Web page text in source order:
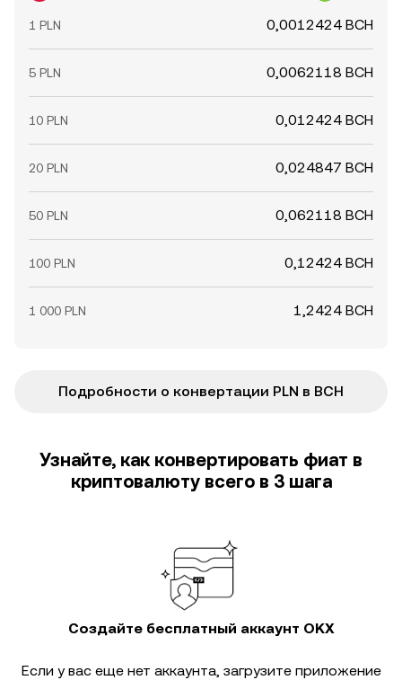
1 PLN 0,0012424 BCH
5 PLN 0,0062118 BCH
10 PLN 0,012424 BCH
20 PLN 0,024847 BCH
50 PLN 0,062118 BCH
100 PLN 0,12424 BCH
1 000 PLN 1,2424 BCH
Подробности о конвертации PLN в BCH
Узнайте, как конвертировать фиат в
криптовалюту всего в 3 шага
Создайте бесплатный аккаунт OKX
Если у вас еще нет аккаунта, загрузите приложение